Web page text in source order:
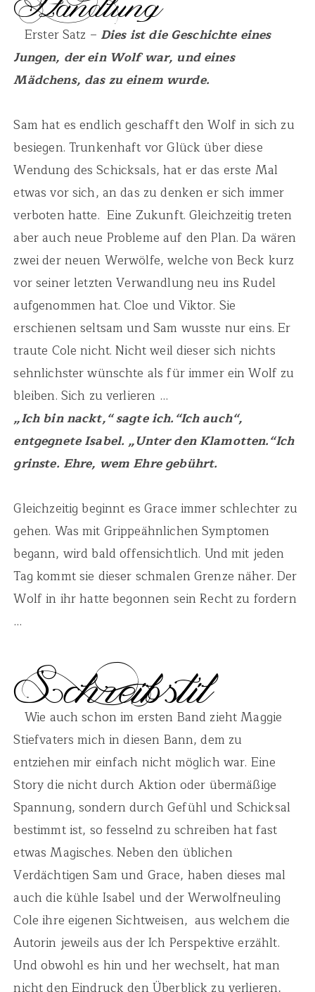
Erster Satz – Dies ist die Geschichte eines
Jungen, der ein Wolf war, und eines
Mädchens, das zu einem wurde.
Sam hat es endlich geschafft den Wolf in sich zu
besiegen. Trunkenhaft vor Glück über diese
Wendung des Schicksals, hat er das erste Mal
etwas vor sich, an das zu denken er sich immer
verboten hatte. Eine Zukunft. Gleichzeitig treten
aber auch neue Probleme auf den Plan. Da wären
zwei der neuen Werwölfe, welche von Beck kurz
vor seiner letzten Verwandlung neu ins Rudel
aufgenommen hat. Cloe und Viktor. Sie
erschienen seltsam und Sam wusste nur eins. Er
traute Cole nicht. Nicht weil dieser sich nichts
sehnlichster wünschte als für immer ein Wolf zu
bleiben. Sich zu verlieren …
„Ich bin nackt,“ sagte ich.“Ich auch“,
entgegnete Isabel. „Unter den Klamotten.“Ich
grinste. Ehre, wem Ehre gebührt.
Gleichzeitig beginnt es Grace immer schlechter zu
gehen. Was mit Grippeähnlichen Symptomen
begann, wird bald offensichtlich. Und mit jeden
Tag kommt sie dieser schmalen Grenze näher. Der
Wolf in ihr hatte begonnen sein Recht zu fordern
…
Wie auch schon im ersten Band zieht Maggie
Stiefvaters mich in diesen Bann, dem zu
entziehen mir einfach nicht möglich war. Eine
Story die nicht durch Aktion oder übermäßige
Spannung, sondern durch Gefühl und Schicksal
bestimmt ist, so fesselnd zu schreiben hat fast
etwas Magisches. Neben den üblichen
Verdächtigen Sam und Grace, haben dieses mal
auch die kühle Isabel und der Werwolfneuling
Cole ihre eigenen Sichtweisen, aus welchem die
Autorin jeweils aus der Ich Perspektive erzählt.
Und obwohl es hin und her wechselt, hat man